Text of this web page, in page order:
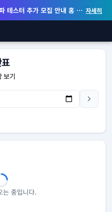
테스터 추가 모집 안내 홈 화면 위젯 등 지원 자세히
보기
는 중입니다.